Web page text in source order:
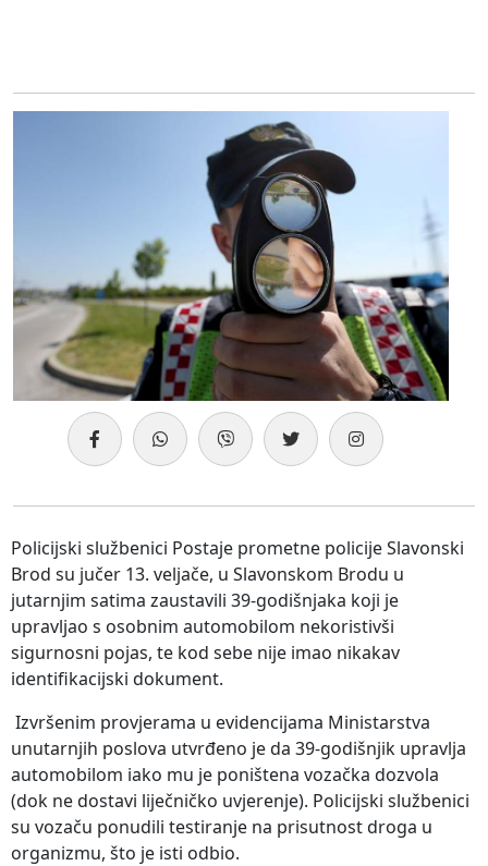
Policijski službenici Postaje prometne policije Slavonski
Brod su jučer 13. veljače, u Slavonskom Brodu u
jutarnjim satima zaustavili 39-godišnjaka koji je
upravljao s osobnim automobilom nekoristivši
sigurnosni pojas, te kod sebe nije imao nikakav
identifikacijski dokument.
Izvršenim provjerama u evidencijama Ministarstva
unutarnjih poslova utvrđeno je da 39-godišnjik upravlja
automobilom iako mu je poništena vozačka dozvola
(dok ne dostavi liječničko uvjerenje). Policijski službenici
su vozaču ponudili testiranje na prisutnost droga u
organizmu, što je isti odbio.